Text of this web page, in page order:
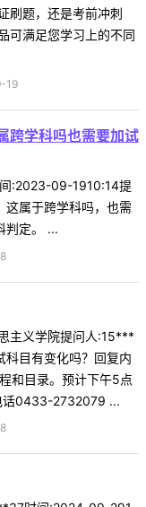
刷题，还是考前冲刺
可满足您学习上的不同
19
跨学科吗也需要加试
:2023-09-1910:14提
这属于跨学科吗，也需
判定。 ...
主义学院提问人:15***
目有变化吗？回复内
和目录。预计下午5点
话0433-2732079 ...